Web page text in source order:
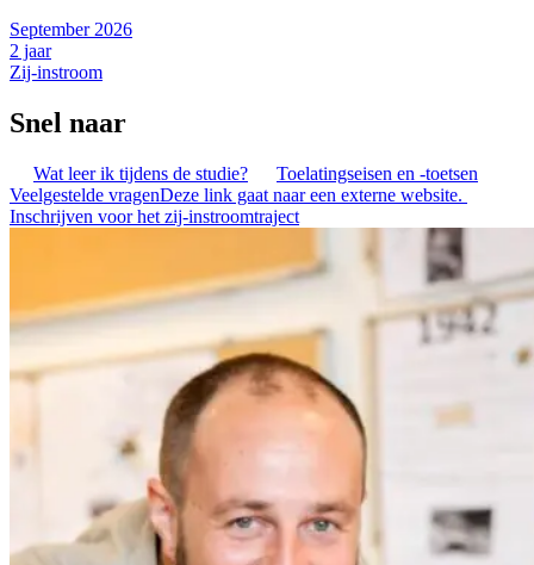
September 2026
2 jaar
Zij-instroom
Snel naar
Wat leer ik tijdens de studie?
Toelatingseisen en -toetsen
Veelgestelde vragenDeze link gaat naar een externe website.
Inschrijven voor het zij-instroomtraject